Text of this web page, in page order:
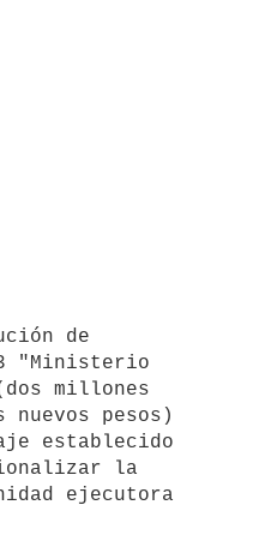
"Ministerio
millones
pesos)
establecido
la
ejecutora